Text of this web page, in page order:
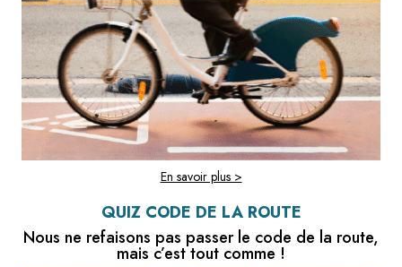
En savoir plus >
QUIZ CODE DE LA ROUTE
Nous ne refaisons pas passer le code de la route,
mais c’est tout comme !